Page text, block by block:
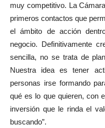
muy competitivo. La
primeros contactos que
el ámbito de acción
negocio. Definitivamente
sencilla, no se trata de
Nuestra idea es tener
personas irse formando
qué es lo que quieren, con
inversión que le rinda el
buscando”.